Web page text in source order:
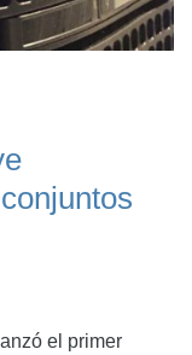
el primer